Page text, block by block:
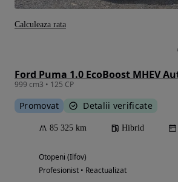
Ford Puma 1.0 EcoBoost MHEV
999 cm3 • 125 CP
Promovat Detalii verificate
85 325 km Hibrid
Otopeni (Ilfov)
Profesionist • Reactualizat
Calculeaza rata